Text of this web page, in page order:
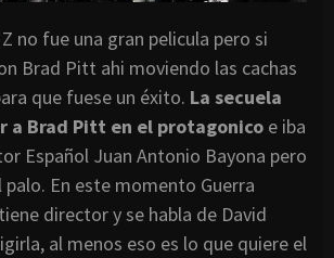
no fue una gran pelicula pero si
Brad Pitt ahi moviendo las cachas
que fuese un éxito. La secuela
a Brad Pitt en el protagonico e iba
Español Juan Antonio Bayona pero
En este momento Guerra
director y se habla de David
al menos eso es lo que quiere el